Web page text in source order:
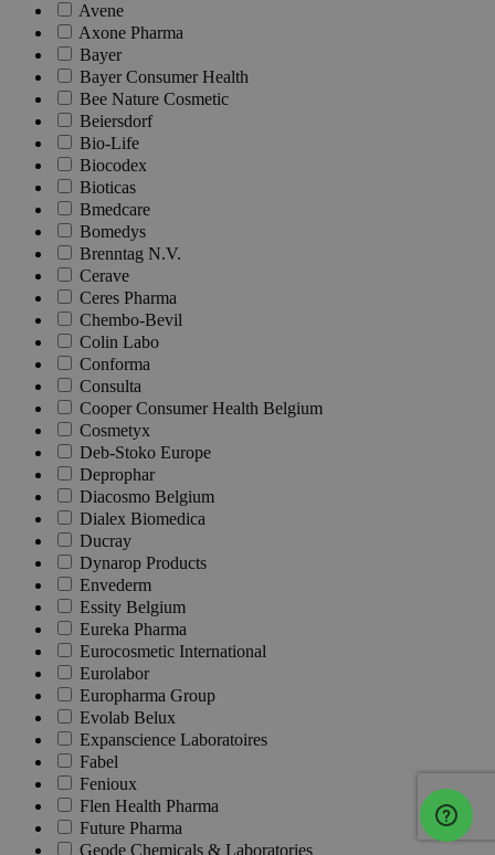
Avene
Axone Pharma
Bayer
Bayer Consumer Health
Bee Nature Cosmetic
Beiersdorf
Bio-Life
Biocodex
Bioticas
Bmedcare
Bomedys
Brenntag N.V.
Cerave
Ceres Pharma
Chembo-Bevil
Colin Labo
Conforma
Consulta
Cooper Consumer Health Belgium
Cosmetyx
Deb-Stoko Europe
Deprophar
Diacosmo Belgium
Dialex Biomedica
Ducray
Dynarop Products
Envederm
Essity Belgium
Eureka Pharma
Eurocosmetic International
Eurolabor
Europharma Group
Evolab Belux
Expanscience Laboratoires
Fabel
Fenioux
Flen Health Pharma
Future Pharma
Geode Chemicals & Laboratories